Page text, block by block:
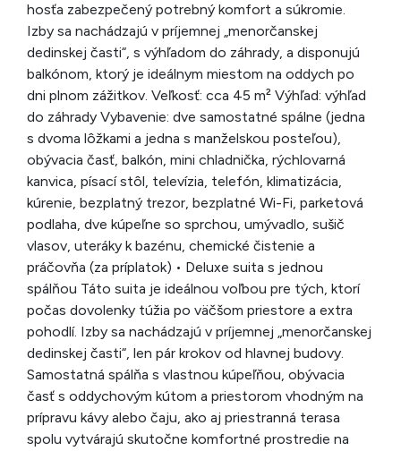
hosťa zabezpečený potrebný komfort a súkromie.
Izby sa nachádzajú v príjemnej „menorčanskej
dedinskej časti“, s výhľadom do záhrady, a disponujú
balkónom, ktorý je ideálnym miestom na oddych po
dni plnom zážitkov. Veľkosť: cca 45 m² Výhľad: výhľad
do záhrady Vybavenie: dve samostatné spálne (jedna
s dvoma lôžkami a jedna s manželskou posteľou),
obývacia časť, balkón, mini chladnička, rýchlovarná
kanvica, písací stôl, televízia, telefón, klimatizácia,
kúrenie, bezplatný trezor, bezplatné Wi-Fi, parketová
podlaha, dve kúpeľne so sprchou, umývadlo, sušič
vlasov, uteráky k bazénu, chemické čistenie a
práčovňa (za príplatok) • Deluxe suita s jednou
spálňou Táto suita je ideálnou voľbou pre tých, ktorí
počas dovolenky túžia po väčšom priestore a extra
pohodlí. Izby sa nachádzajú v príjemnej „menorčanskej
dedinskej časti“, len pár krokov od hlavnej budovy.
Samostatná spálňa s vlastnou kúpeľňou, obývacia
časť s oddychovým kútom a priestorom vhodným na
prípravu kávy alebo čaju, ako aj priestranná terasa
spolu vytvárajú skutočne komfortné prostredie na